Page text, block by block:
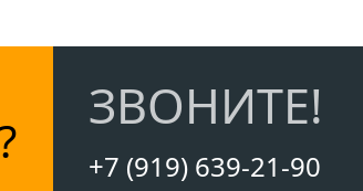
ЗВОНИТЕ!
+7 (919) 639-21-90